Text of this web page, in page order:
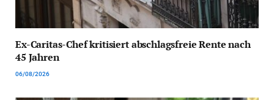
Ex-Caritas-Chef kritisiert abschlagsfreie Rente nach
45 Jahren
06/08/2026